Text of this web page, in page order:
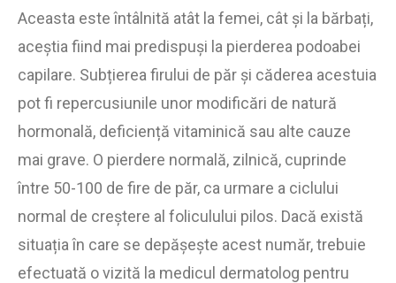
Aceasta este întâlnită atât la femei, cât și la bărbați,
aceștia fiind mai predispuși la pierderea podoabei
capilare. Subțierea firului de păr și căderea acestuia
pot fi repercusiunile unor modificări de natură
hormonală, deficiență vitaminică sau alte cauze
mai grave. O pierdere normală, zilnică, cuprinde
între 50-100 de fire de păr, ca urmare a ciclului
normal de creștere al foliculului pilos. Dacă există
situația în care se depășește acest număr, trebuie
efectuată o vizită la medicul dermatolog pentru